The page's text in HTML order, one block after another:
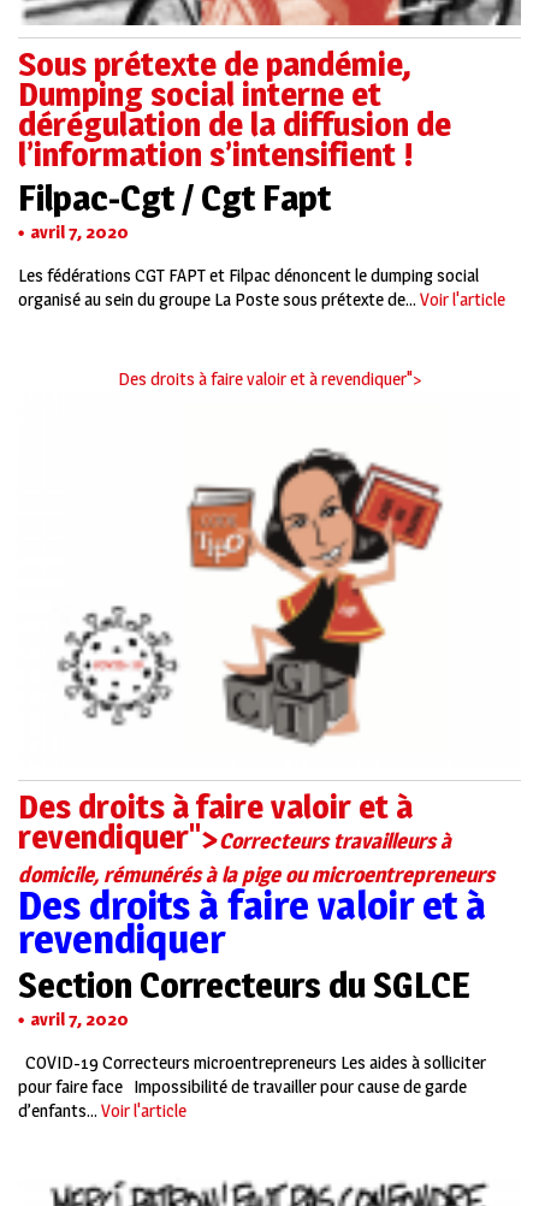
Sous prétexte de pandémie,
Dumping social interne et
dérégulation de la diffusion de
l’information s’intensifient !
Filpac-Cgt / Cgt Fapt
avril 7, 2020
Les fédérations CGT FAPT et Filpac dénoncent le dumping social
organisé au sein du groupe La Poste sous prétexte de... Voir l'article
Des droits à faire valoir et à revendiquer">
Des droits à faire valoir et à
revendiquer">Correcteurs travailleurs à
domicile, rémunérés à la pige ou microentrepreneurs
Des droits à faire valoir et à
revendiquer
Section Correcteurs du SGLCE
avril 7, 2020
COVID-19 Correcteurs microentrepreneurs Les aides à solliciter
pour faire face Impossibilité de travailler pour cause de garde
d’enfants... Voir l'article